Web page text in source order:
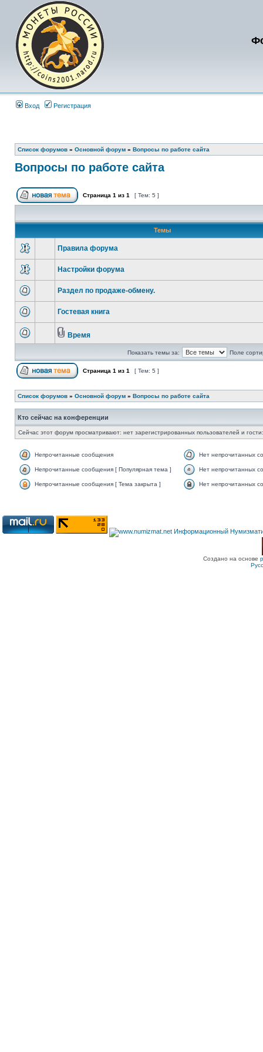
Вход Регистрация
Список форумов » Основной форум » Вопросы по работе сайта
Вопросы по работе сайта
Страница 1 из 1 [ Тем: 5 ]
Темы
Правила форума
Настройки форума
Раздел по продаже-обмену.
Гостевая книга
Время
Показать темы за: Поле
Страница 1 из 1 [ Тем: 5 ]
Список форумов » Основной форум » Вопросы по работе сайта
Кто сейчас на конференции
Сейчас этот форум просматривают: нет зарегистрированных пользователей и
Непрочитанные сообщения Нет непрочитанных
Непрочитанные сообщения [ Популярная тема ] Нет непрочитанных
Непрочитанные сообщения [ Тема закрыта ] Нет непрочитанных
Создано на основе